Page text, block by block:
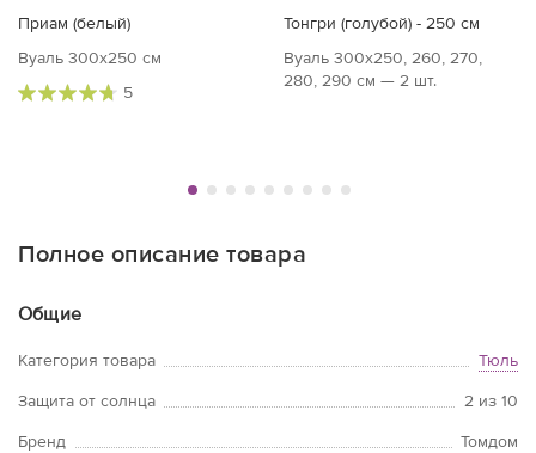
Приам (белый)
Вуаль 300х250 см
5
Тонгри (голубой) - 250 см
Вуаль 300х250, 260, 270,
280, 290 см — 2 шт.
Полное описание товара
Общие
Категория товара
Тюль
Защита от солнца
2 из 10
Бренд
Томдом